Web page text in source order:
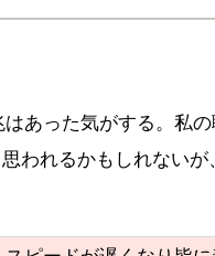
あった気がする。私
われるかもしれない